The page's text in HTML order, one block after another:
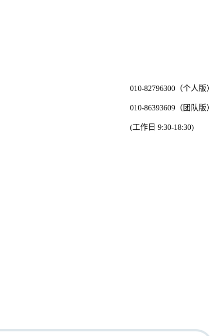
010-82796300（个人版）
010-86393609（团队版）
(工作日 9:30-18:30)